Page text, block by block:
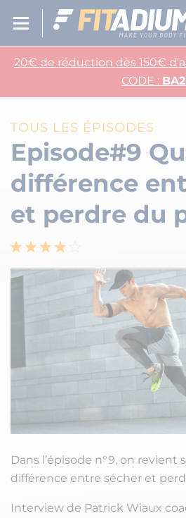
20€ de réduction dès 150€
CODE :
TOUS LES ÉPISODES
Episode#9
différence
et perdre du
Dans l’épisode n°9, on revient
différence entre sécher et
Interview de Patrick Wiaux